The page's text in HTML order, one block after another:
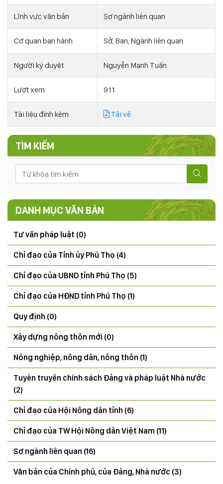
Lĩnh vực văn bản Sơ ngành liên quan
Cơ quan ban hành Sở, Ban, Ngành liên quan
Người ký duyệt Nguyễn Mạnh Tuấn
Lượt xem 911
Tài liệu đính kèm Tải về
TÌM KIẾM
DANH MỤC VĂN BẢN
Tư vấn pháp luật (0)
Chỉ đạo của Tỉnh ủy Phú Thọ (4)
Chỉ đạo của UBND tỉnh Phú Thọ (5)
Chỉ đạo của HĐND tỉnh Phú Thọ (1)
Quy định (0)
Xây dựng nông thôn mới (0)
Nông nghiệp, nông dân, nông thôn (1)
Tuyên truyền chính sách Đảng và pháp luật Nhà nước
(2)
Chỉ đạo của Hội Nông dân tỉnh (6)
Chỉ đạo của TW Hội Nông dân Việt Nam (11)
Sơ ngành liên quan (16)
Văn bản của Chính phủ, của Đảng, Nhà nước (3)
THÔNG BÁO Kết quả tổng điều tra tình hình sinh vật
gây hại (SVGH) đầu vụ, dự báo SVGH trên cây lúa vụ
Mùa 2026
22/07/2026
CÔNG ĐIỆN V/v đảm bảo an toàn hạ du khi xả lũ hồ
thủy điện Hòa Bình
50 năm ngày giải phóng miền Nam, thống nhất đất